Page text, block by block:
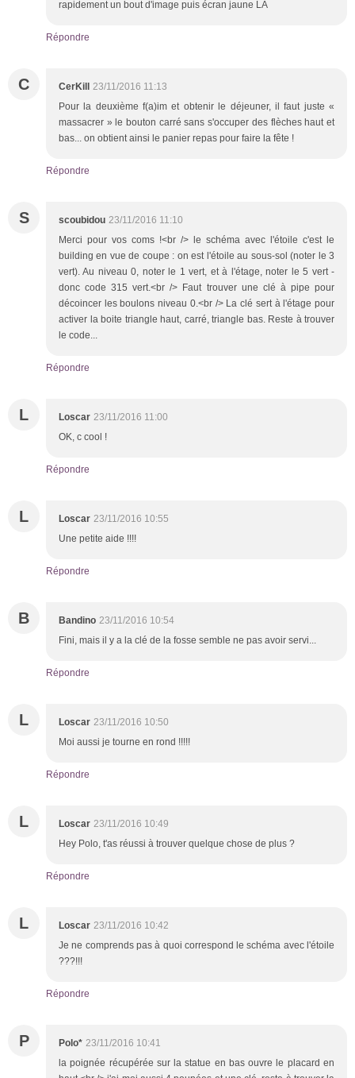
rapidement un bout d'image puis écran jaune LA
Répondre
C CerKill 23/11/2016 11:13
Pour la deuxième f(a)im et obtenir le déjeuner, il faut juste «
massacrer » le bouton carré sans s'occuper des flèches haut et
bas... on obtient ainsi le panier repas pour faire la fête !
Répondre
S scoubidou 23/11/2016 11:10
Merci pour vos coms !<br /> le schéma avec l'étoile c'est le
building en vue de coupe : on est l'étoile au sous-sol (noter le 3
vert). Au niveau 0, noter le 1 vert, et à l'étage, noter le 5 vert -
donc code 315 vert.<br /> Faut trouver une clé à pipe pour
décoincer les boulons niveau 0.<br /> La clé sert à l'étage pour
activer la boite triangle haut, carré, triangle bas. Reste à trouver
le code...
Répondre
L Loscar 23/11/2016 11:00
OK, c cool !
Répondre
L Loscar 23/11/2016 10:55
Une petite aide !!!!
Répondre
B Bandino 23/11/2016 10:54
Fini, mais il y a la clé de la fosse semble ne pas avoir servi...
Répondre
L Loscar 23/11/2016 10:50
Moi aussi je tourne en rond !!!!!
Répondre
L Loscar 23/11/2016 10:49
Hey Polo, t'as réussi à trouver quelque chose de plus ?
Répondre
L Loscar 23/11/2016 10:42
Je ne comprends pas à quoi correspond le schéma avec l'étoile
???!!!
Répondre
P Polo* 23/11/2016 10:41
la poignée récupérée sur la statue en bas ouvre le placard en